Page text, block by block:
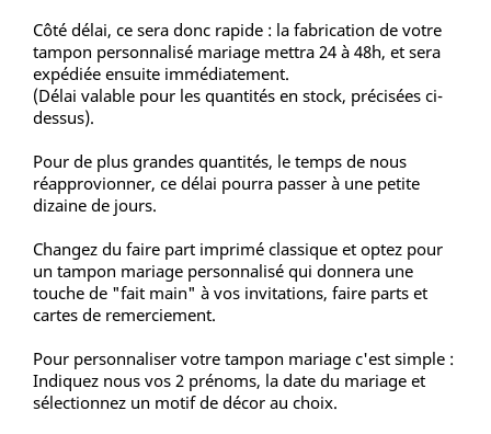
Côté délai, ce sera donc rapide : la fabrication de votre
tampon personnalisé mariage mettra 24 à 48h, et sera
expédiée ensuite immédiatement.
(Délai valable pour les quantités en stock, précisées ci-
dessus).
Pour de plus grandes quantités, le temps de nous
réapprovionner, ce délai pourra passer à une petite
dizaine de jours.
Changez du faire part imprimé classique et optez pour
un tampon mariage personnalisé qui donnera une
touche de "fait main" à vos invitations, faire parts et
cartes de remerciement.
Pour personnaliser votre tampon mariage c'est simple :
Indiquez nous vos 2 prénoms, la date du mariage et
sélectionnez un motif de décor au choix.